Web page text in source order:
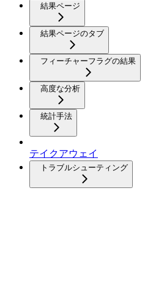
結果ページ
結果ページのタブ
フィーチャーフラグの結果
高度な分析
統計手法
テイクアウェイ
トラブルシューティング